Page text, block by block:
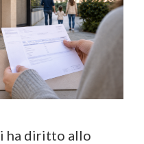
ha diritto allo